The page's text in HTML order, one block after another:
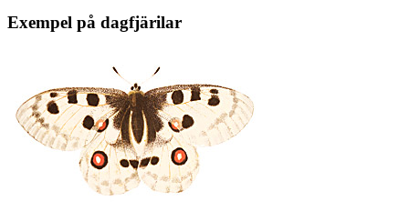
Exempel på dagfjärilar